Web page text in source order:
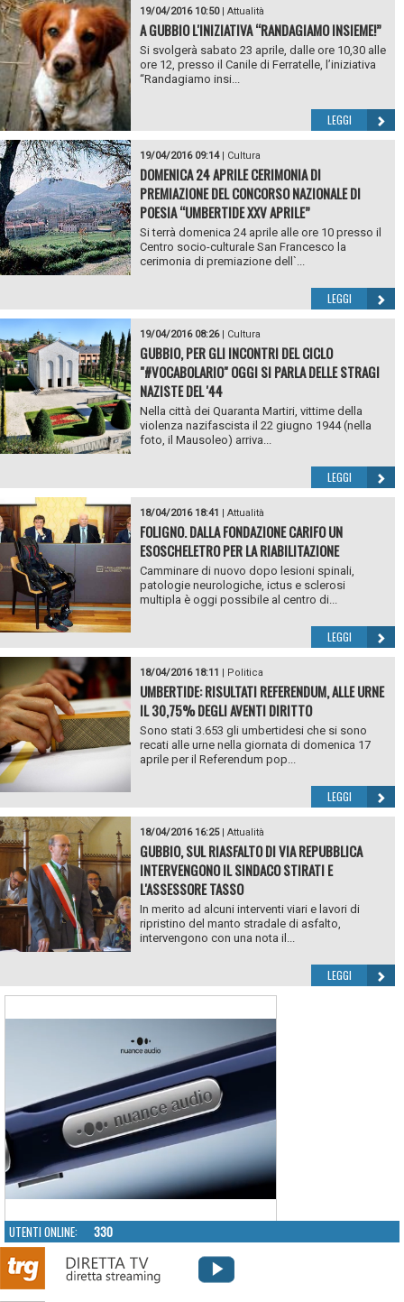
19/04/2016 10:50| Attualità
A GUBBIO L'INIZIATIVA “RANDAGIAMO INSIEME!”
Si svolgerà sabato 23 aprile, dalle ore 10,30 alle
ore 12, presso il Canile di Ferratelle, l’iniziativa
“Randagiamo insi...
LEGGI
19/04/2016 09:14| Cultura
DOMENICA 24 APRILE CERIMONIA DI
PREMIAZIONE DEL CONCORSO NAZIONALE DI
POESIA “UMBERTIDE XXV APRILE”
Si terrà domenica 24 aprile alle ore 10 presso il
Centro socio-culturale San Francesco la
cerimonia di premiazione dell`...
LEGGI
19/04/2016 08:26| Cultura
GUBBIO, PER GLI INCONTRI DEL CICLO
"#VOCABOLARIO" OGGI SI PARLA DELLE STRAGI
NAZISTE DEL '44
Nella città dei Quaranta Martiri, vittime della
violenza nazifascista il 22 giugno 1944 (nella
foto, il Mausoleo) arriva...
LEGGI
18/04/2016 18:41 | Attualità
FOLIGNO. DALLA FONDAZIONE CARIFO UN
ESOSCHELETRO PER LA RIABILITAZIONE
Camminare di nuovo dopo lesioni spinali,
patologie neurologiche, ictus e sclerosi
multipla è oggi possibile al centro di...
LEGGI
18/04/2016 18:11 | Politica
UMBERTIDE: RISULTATI REFERENDUM, ALLE URNE
IL 30,75% DEGLI AVENTI DIRITTO
Sono stati 3.653 gli umbertidesi che si sono
recati alle urne nella giornata di domenica 17
aprile per il Referendum pop...
LEGGI
18/04/2016 16:25| Attualità
GUBBIO, SUL RIASFALTO DI VIA REPUBBLICA
INTERVENGONO IL SINDACO STIRATI E
L'ASSESSORE TASSO
In merito ad alcuni interventi viari e lavori di
ripristino del manto stradale di asfalto,
intervengono con una nota il...
LEGGI
UTENTI ONLINE: 330